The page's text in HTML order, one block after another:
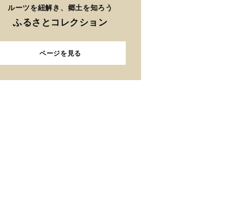
ルーツを紐解き、郷土を知ろう
ふるさとコレクション
ページを見る